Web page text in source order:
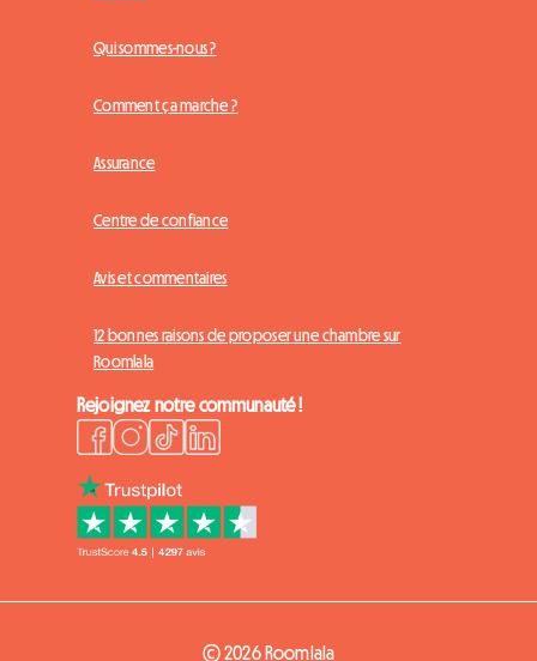
Qui sommes-nous ?
Comment ça marche ?
Assurance
Centre de confiance
Avis et commentaires
12 bonnes raisons de proposer une chambre sur
Roomlala
Rejoignez notre communauté !
© 2026 Roomlala